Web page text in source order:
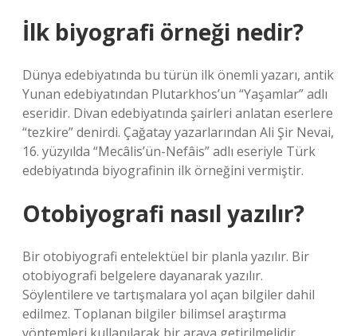
İlk biyografi örneği nedir?
Dünya edebiyatında bu türün ilk önemli yazarı, antik
Yunan edebiyatından Plutarkhos’un “Yaşamlar” adlı
eseridir. Divan edebiyatında şairleri anlatan eserlere
“tezkire” denirdi. Çağatay yazarlarından Ali Şir Nevai,
16. yüzyılda “Mecâlis’ün-Nefâis” adlı eseriyle Türk
edebiyatında biyografinin ilk örneğini vermiştir.
Otobiyografi nasıl yazılır?
Bir otobiyografi entelektüel bir planla yazılır. Bir
otobiyografi belgelere dayanarak yazılır.
Söylentilere ve tartışmalara yol açan bilgiler dahil
edilmez. Toplanan bilgiler bilimsel araştırma